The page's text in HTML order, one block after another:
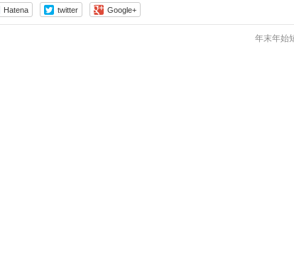
Hatena twitter Google+
年末年始